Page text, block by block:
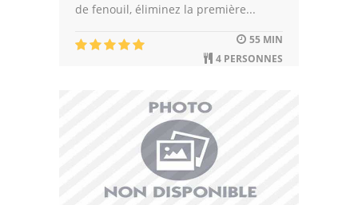
de fenouil, éliminez la première...
55 MIN
4 PERSONNES